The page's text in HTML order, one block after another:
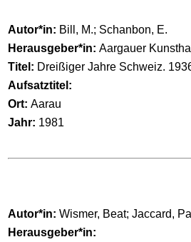
Autor*in: Bill, M.; Schanbon, E.
Herausgeber*in: Aargauer
Titel: Dreißiger Jahre Schweiz.
Aufsatztitel:
Ort: Aarau
Jahr: 1981
Autor*in: Wismer, Beat; Jaccard,
Herausgeber*in: